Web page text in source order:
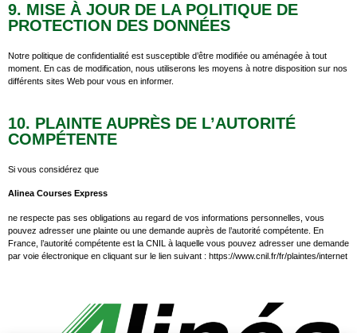
9. MISE À JOUR DE LA POLITIQUE DE
PROTECTION DES DONNÉES
Notre politique de confidentialité est susceptible d’être modifiée ou aménagée à tout
moment. En cas de modification, nous utiliserons les moyens à notre disposition sur nos
différents sites Web pour vous en informer.
10. PLAINTE AUPRÈS DE L’AUTORITÉ
COMPÉTENTE
Si vous considérez que
Alinea Courses Express
ne respecte pas ses obligations au regard de vos informations personnelles, vous
pouvez adresser une plainte ou une demande auprès de l’autorité compétente. En
France, l’autorité compétente est la CNIL à laquelle vous pouvez adresser une demande
par voie électronique en cliquant sur le lien suivant : https://www.cnil.fr/fr/plaintes/internet